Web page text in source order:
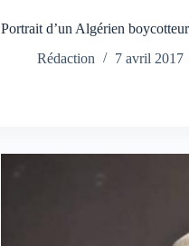
Portrait d’un Algérien
Rédaction
7 avril 2017